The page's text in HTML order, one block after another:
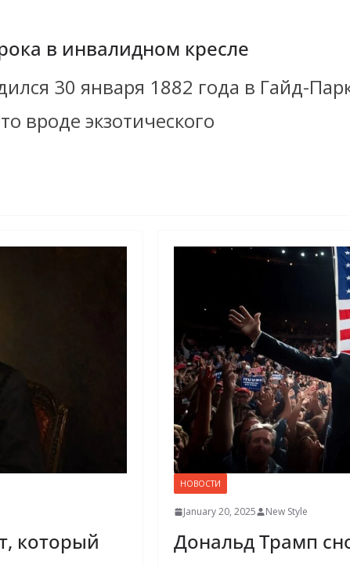
в инвалидном кресле
30 января 1882 года в Гайд-
вроде экзотического
который
НОВОСТИ
January 20, 2025 New Style
Дональд Трамп